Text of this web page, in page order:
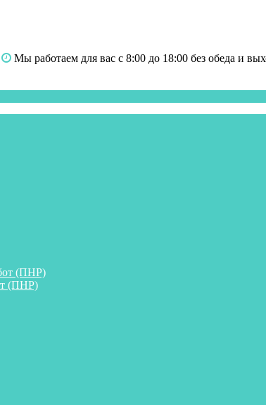
Мы работаем для вас с 8:00 до 18:00 без обеда и
(ПНР)
(ПНР)